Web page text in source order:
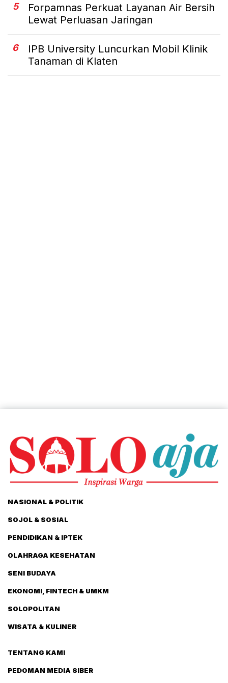
5
Forpamnas Perkuat Layanan Air Bersih
Lewat Perluasan Jaringan
6
IPB University Luncurkan Mobil Klinik
Tanaman di Klaten
NASIONAL & POLITIK
SOJOL & SOSIAL
PENDIDIKAN & IPTEK
OLAHRAGA KESEHATAN
SENI BUDAYA
EKONOMI, FINTECH & UMKM
SOLOPOLITAN
WISATA & KULINER
TENTANG KAMI
PEDOMAN MEDIA SIBER